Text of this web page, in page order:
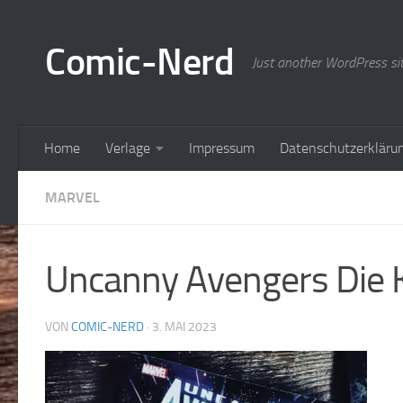
Comic-Nerd Just another WordPress
Home Verlage Impressum
MARVEL
Uncanny Avengers Die
VON COMIC-NERD · 3. MAI 2023